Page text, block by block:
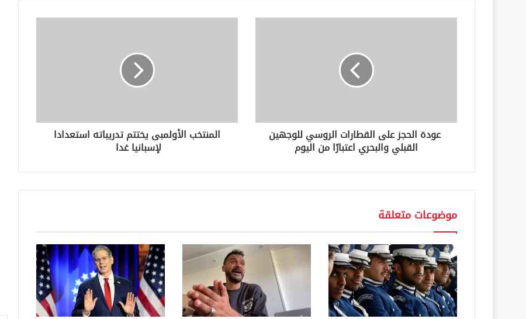
ك
ن
عودة الحجز على القطارات الروسي للوجهين
القبلي والبحري اعتبارًا من اليوم
المنتخب الأولمبى يختتم تدريباته استعدادا
لإسبانيا غدا
موضوعات متعلقة